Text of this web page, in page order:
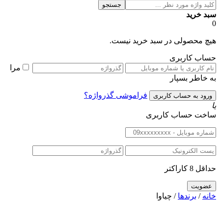
جستجو
سبد خرید
0
هیچ محصولی در سبد خرید نیست.
حساب کاربری
مرا
به خاطر بسپار
فراموشی گذرواژه؟
یا
ساخت حساب کاربری
حداقل 8 کاراکتر
خانه / برندها / چیاوا